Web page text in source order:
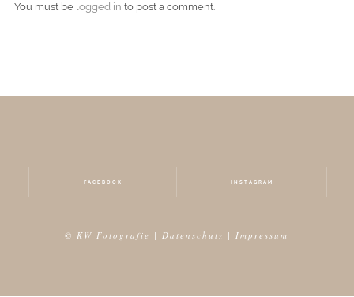
You must be logged in to post a comment.
FACEBOOK INSTAGRAM
© KW Fotografie |Datenschutz |Impressum